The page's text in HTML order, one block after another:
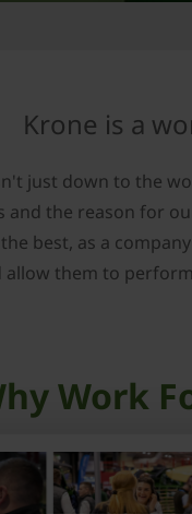
Krone is a
just down to the
and the reason for
best, as a
allow them to
Work